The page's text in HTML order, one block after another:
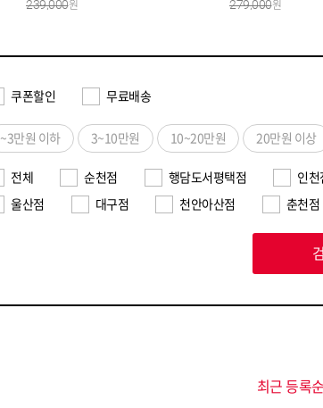
239,000 279,000
쿠폰할인 무료배송
~3만원 이하 3~10만원 10~20만원 20만원 이상
전체 순천점 행담도서평택점 인천
울산점
대구점 천안아산점 춘천점
최근 등록순